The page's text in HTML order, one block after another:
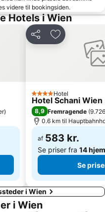
Wiener Prater
Bahnhof Mödling
Wien universitet
und Weihnachtsmarkt Schloss Schönbrunn
Red Bus City Tours - Tour 1
videre til bookingsiden.
Hotels i Wien
)
Del Føj til
4 Stjerner
Hotel
Hotel Schani
8,9 Fremragende (
0.6 km til
af 583 kr.
Se priser fra 14
Se
i Wien
i Wien